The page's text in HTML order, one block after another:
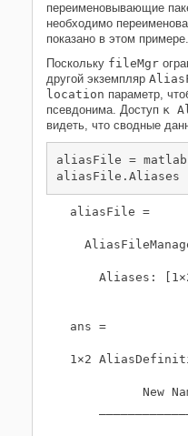
переименовывающие
необходимо
показано в этом примере.
Поскольку fileMgr
другой экземпляр
location параметр,
псевдонима. Доступ к
видеть, что сводные
aliasFile =
aliasFile.Aliases
aliasFile =
Aliases:
ans =
1×2